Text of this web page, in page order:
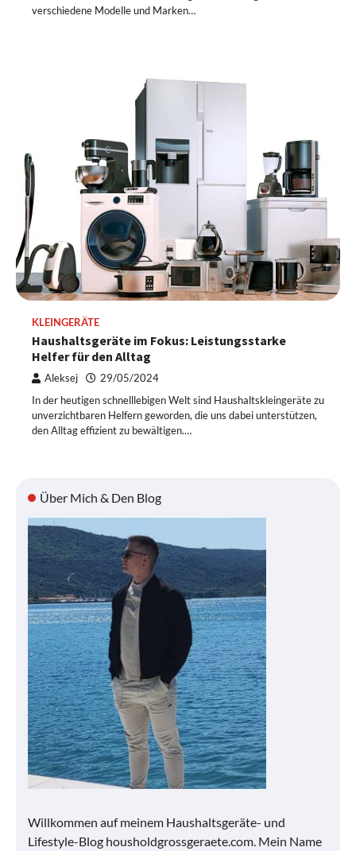
verschiedene Modelle und Marken…
KLEINGERÄTE
Haushaltsgeräte im Fokus: Leistungsstarke
Helfer für den Alltag
Aleksej 29/05/2024
In der heutigen schnelllebigen Welt sind Haushaltskleingeräte zu
unverzichtbaren Helfern geworden, die uns dabei unterstützen,
den Alltag effizient zu bewältigen.…
Über Mich & Den Blog
Willkommen auf meinem Haushaltsgeräte- und
Lifestyle-Blog housholdgrossgeraete.com. Mein Name